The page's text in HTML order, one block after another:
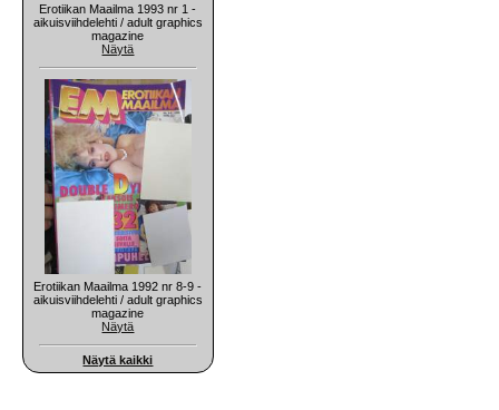
Erotiikan Maailma 1993 nr 1 -
aikuisviihdelehti / adult graphics
magazine
Näytä
Erotiikan Maailma 1992 nr 8-9 -
aikuisviihdelehti / adult graphics
magazine
Näytä
Näytä kaikki